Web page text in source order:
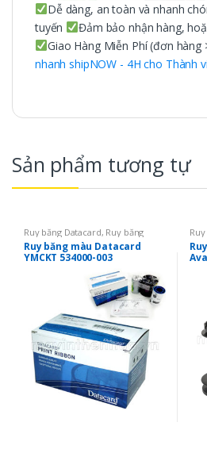
Dễ dàng, an toàn và nhanh
tuyến
Đảm bảo nhận hàng,
Giao Hàng Miễn Phí (đơn hàng
nhanh shipNOW - 4H cho Thành
Sản phẩm tương tự
Ruy băng Datacard, Ruy băng
Datacard SD260 Ruy băng mực in
thẻ, Ruy băng màu YMCKO
Ruy băng màu Datacard
YMCKT 534000-003